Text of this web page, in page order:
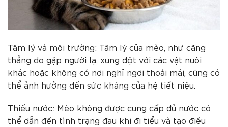
Tâm lý và môi trường: Tâm lý của mèo, như căng
thẳng do gặp người lạ, xung đột với các vật nuôi
khác hoặc không có nơi nghỉ ngơi thoải mái, cũng có
thể ảnh hưởng đến sức kháng của hệ tiết niệu.
Thiếu nước: Mèo không được cung cấp đủ nước có
thể dẫn đến tình trạng đau khi đi tiểu và tạo điều